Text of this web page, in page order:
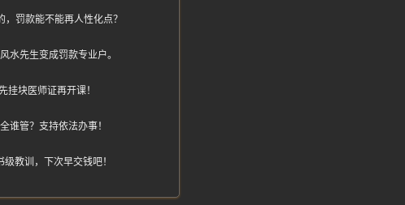
罚款能不能再人性化点？
水先生变成罚款专业户。
块医师证再开课！
谁管？支持依法办事！
教训，下次早交钱吧！